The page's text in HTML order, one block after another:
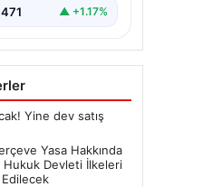
▲ +1.17%
Yine dev satış
Yasa Hakkında
Hukuk Devleti İlkeleri